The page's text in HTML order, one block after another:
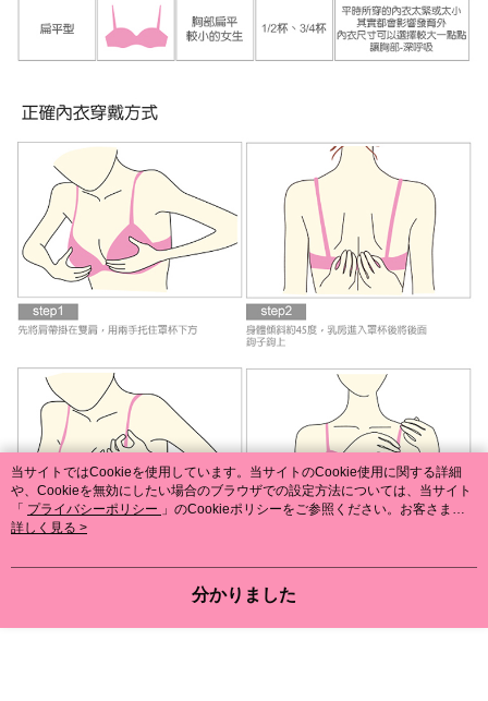
当サイトではCookieを使用しています。当サイトのCookie使用に関する詳細
や、Cookieを無効にしたい場合のブラウザでの設定方法については、当サイト
「 プライバシーポリシー 」のCookieポリシーをご参照ください。お客さま
が、当サイトを引き続き使用される場合、当社がサイト利用規約のCookieポリ
詳しく見る >
分かりました